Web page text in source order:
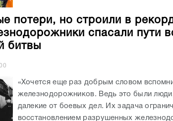
потери, но строили в
спасали пути
битвы
«Хочется еще раз добрым словом
железнодорожников. Ведь это были
далекие от боевых дел. Их задача
восстановлением разрушенных